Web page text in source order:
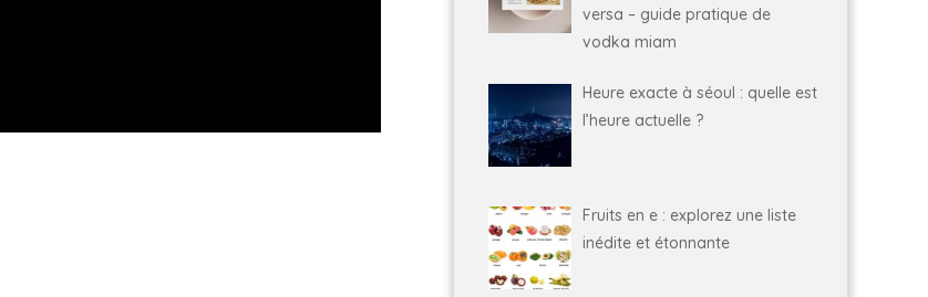
versa – guide pratique de
vodka miam
Heure exacte à séoul : quelle est
l’heure actuelle ?
Fruits en e : explorez une liste
inédite et étonnante